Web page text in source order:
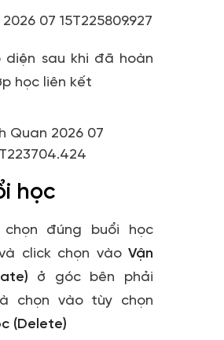
sau khi đã hoàn
học liên kết
học
chọn đúng buổi học
click chọn vào Vận
ở góc bên phải
chọn vào tùy chọn
(Delete)